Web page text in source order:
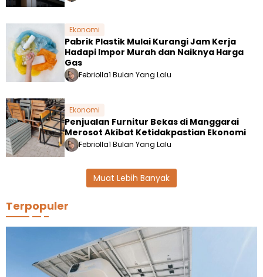
Ekonomi
Pabrik Plastik Mulai Kurangi Jam Kerja
Hadapi Impor Murah dan Naiknya Harga
Gas
Febriolla1 Bulan Yang Lalu
Ekonomi
Penjualan Furnitur Bekas di Manggarai
Merosot Akibat Ketidakpastian Ekonomi
Febriolla1 Bulan Yang Lalu
Muat Lebih Banyak
Terpopuler